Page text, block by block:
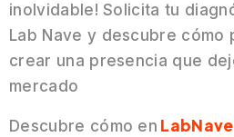
inolvidable! Solicita tu
Lab Nave y descubre cómo
crear una presencia que
mercado
Descubre cómo en